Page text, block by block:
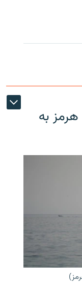
هرمز به